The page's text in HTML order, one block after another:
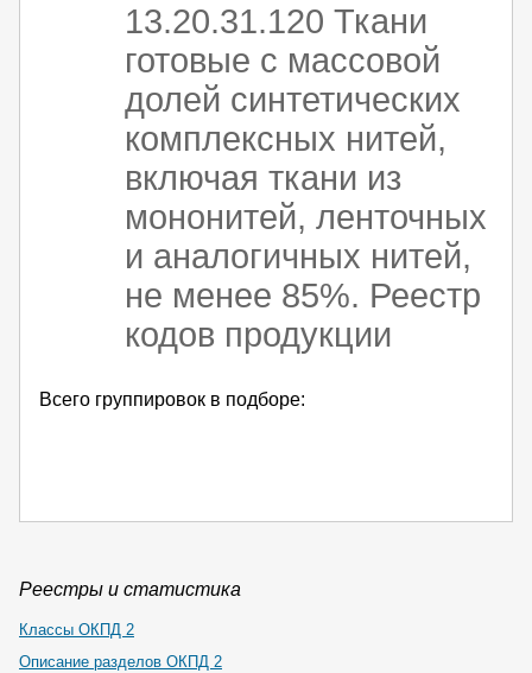
13.20.31.120 Ткани
готовые с массовой
долей синтетических
комплексных нитей,
включая ткани из
мононитей, ленточных
и аналогичных нитей,
не менее 85%. Реестр
кодов продукции
Всего группировок в подборе:
Реестры и статистика
Классы ОКПД 2
Описание разделов ОКПД 2